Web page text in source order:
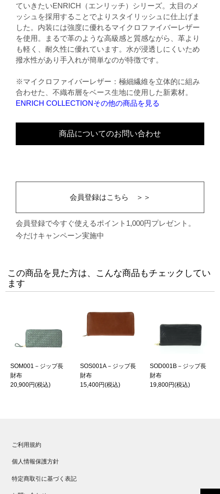
ていきたいENRICH（エンリッチ）シリーズ。太目のメ
ッシュを採用することでよりスタイリッシュに仕上げま
した。内装には強度に優れるマイクロファイバーレザー
を使用。まるで革のような高級感と質感ながら、革より
も軽く、耐久性に優れています。水が浸透しにくいため
撥水性があり手入れが簡単なのが特徴です。
※マイクロファイバーレザー：極細繊維を立体的に組み
合わせた、不織布層をベース生地に使用した新素材。
ENRICH COLLECTIONその他の商品を見る
商品についてのお問い合わせ
会員登録はこちら ＞＞
会員登録で今すぐ使えるポイント1,000円プレゼント。
今だけキャンペーン実施中
この商品を見た方は、こんな商品もチェックしてい
ます
SOM001－ジップ長
財布
20,900円(税込)
SOS001A－ジップ長
財布
15,400円(税込)
SOD001B－ジップ長
財布
19,800円(税込)
ご利用規約
個人情報保護方針
特定商取引に基づく表記